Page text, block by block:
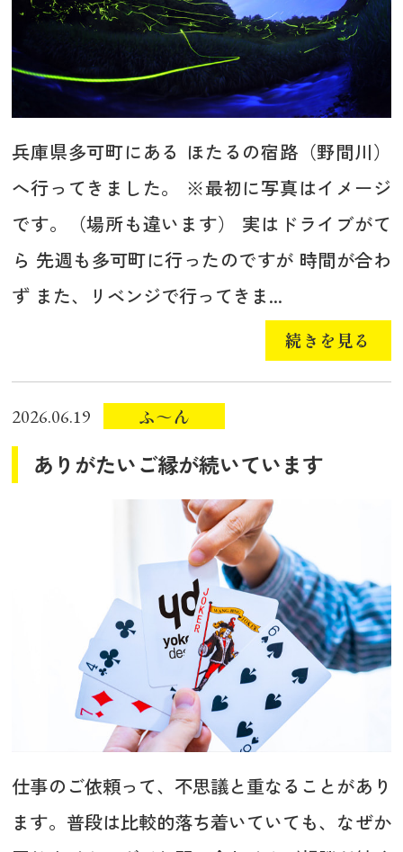
兵庫県多可町にある ほたるの宿路（野間川）
へ行ってきました。 ※最初に写真はイメージ
です。（場所も違います） 実はドライブがて
ら 先週も多可町に行ったのですが 時間が合わ
ず また、リベンジで行ってきま...
続きを見る
2026.06.19 ふ～ん
ありがたいご縁が続いています
仕事のご依頼って、不思議と重なることがあり
ます。普段は比較的落ち着いていても、なぜか